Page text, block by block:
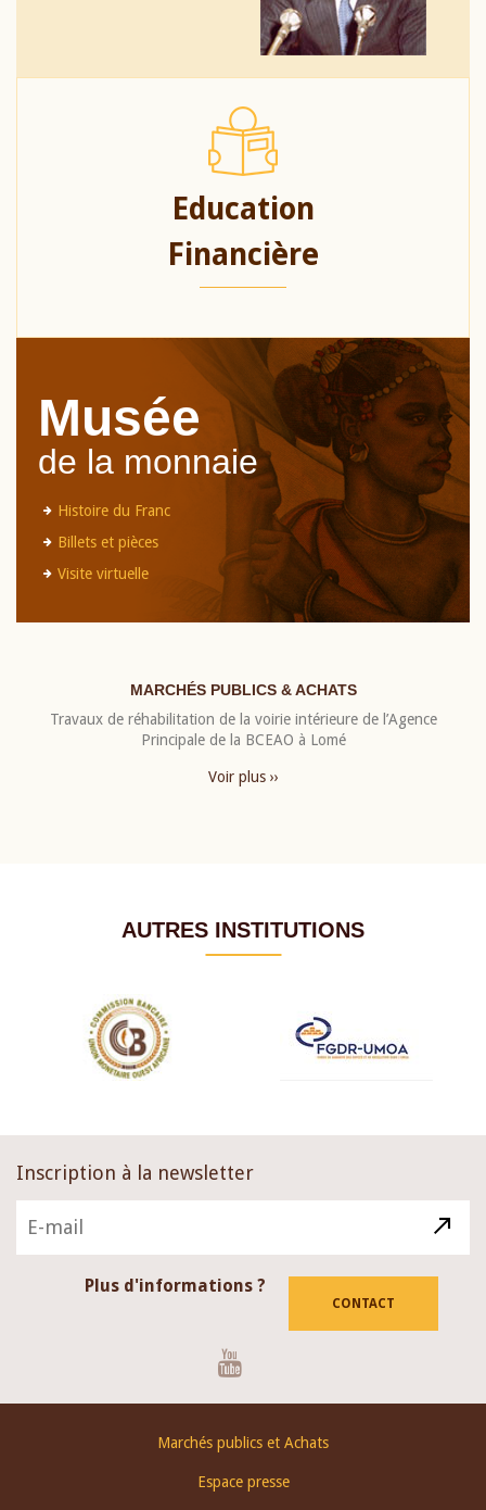
Education
Financière
Musée
de la monnaie
Histoire du Franc
Billets et pièces
Visite virtuelle
MARCHÉS PUBLICS & ACHATS
Travaux de réhabilitation de la voirie intérieure de l’Agence
Principale de la BCEAO à Lomé
Voir plus ››
AUTRES INSTITUTIONS
Inscription à la newsletter
Plus d'informations ?
CONTACT
Marchés publics et Achats
Espace presse